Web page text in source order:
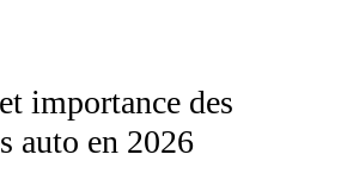
importance des
auto en 2026